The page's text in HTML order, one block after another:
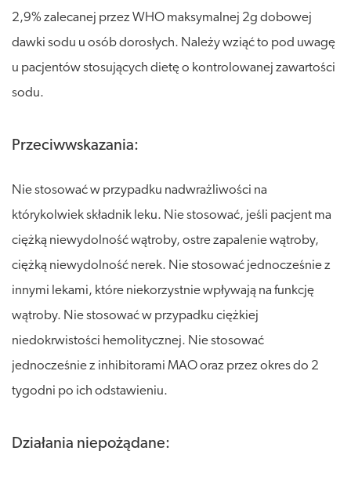
2,9% zalecanej przez WHO maksymalnej 2g dobowej
dawki sodu u osób dorosłych. Należy wziąć to pod uwagę
u pacjentów stosujących dietę o kontrolowanej zawartości
sodu.
Przeciwwskazania:
Nie stosować w przypadku nadwrażliwości na
którykolwiek składnik leku. Nie stosować, jeśli pacjent ma
ciężką niewydolność wątroby, ostre zapalenie wątroby,
ciężką niewydolność nerek. Nie stosować jednocześnie z
innymi lekami, które niekorzystnie wpływają na funkcję
wątroby. Nie stosować w przypadku ciężkiej
niedokrwistości hemolitycznej. Nie stosować
jednocześnie z inhibitorami MAO oraz przez okres do 2
tygodni po ich odstawieniu.
Działania niepożądane: